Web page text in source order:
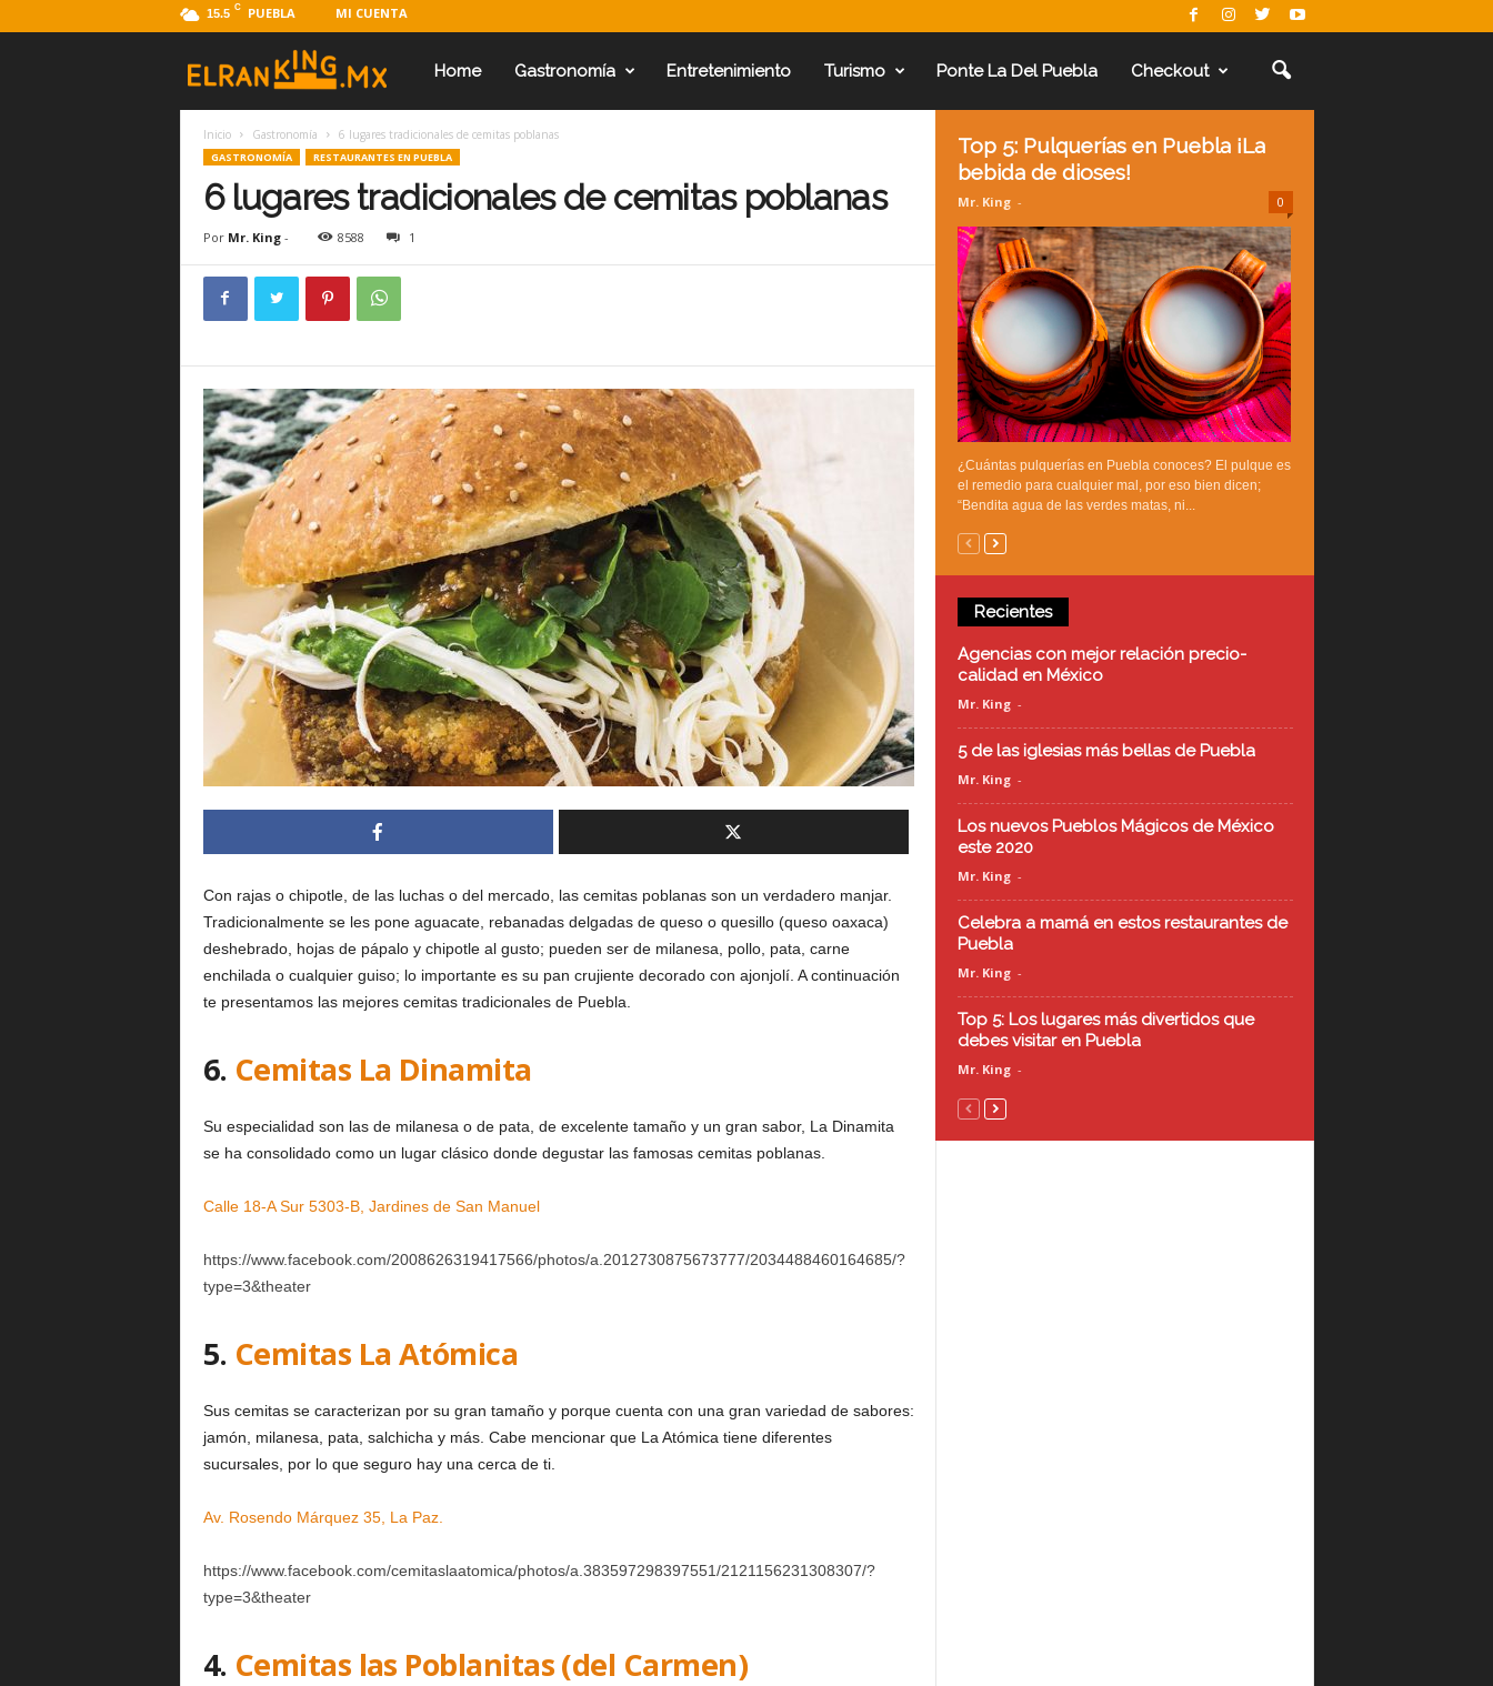
15.5 C PUEBLA MI CUENTA
l
k
i
n
g
.
x
Home Gastronomía Entretenimiento Turismo Ponte La Del Puebla Checkout
Inicio Gastronomía 6 lugares tradicionales de cemitas poblanas
GASTRONOMÍA RESTAURANTES EN PUEBLA
6 lugares tradicionales de cemitas poblanas
Por Mr. King- 8588 1
Con rajas o chipotle, de las luchas o del mercado, las cemitas poblanas son un verdadero manjar.
Tradicionalmente se les pone aguacate, rebanadas delgadas de queso o quesillo (queso oaxaca)
deshebrado, hojas de pápalo y chipotle al gusto; pueden ser de milanesa, pollo, pata, carne
enchilada o cualquier guiso; lo importante es su pan crujiente decorado con ajonjolí. A continuación
te presentamos las mejores cemitas tradicionales de Puebla.
6. Cemitas La Dinamita
Su especialidad son las de milanesa o de pata, de excelente tamaño y un gran sabor, La Dinamita
se ha consolidado como un lugar clásico donde degustar las famosas cemitas poblanas.
Calle 18-A Sur 5303-B, Jardines de San Manuel
https://www.facebook.com/2008626319417566/photos/a.2012730875673777/2034488460164685/?
type=3&theater
5. Cemitas La Atómica
Sus cemitas se caracterizan por su gran tamaño y porque cuenta con una gran variedad de sabores:
jamón, milanesa, pata, salchicha y más. Cabe mencionar que La Atómica tiene diferentes
sucursales, por lo que seguro hay una cerca de ti.
Av. Rosendo Márquez 35, La Paz.
https://www.facebook.com/cemitaslaatomica/photos/a.383597298397551/2121156231308307/?
type=3&theater
4. Cemitas las Poblanitas (del Carmen)
Top 5: Pulquerías en Puebla ¡La
bebida de dioses!
Mr. King - 0
¿Cuántas pulquerías en Puebla conoces? El pulque es
el remedio para cualquier mal, por eso bien dicen;
“Bendita agua de las verdes matas, ni...
Recientes
Agencias con mejor relación precio-
calidad en México
Mr. King -
5 de las iglesias más bellas de Puebla
Mr. King -
Los nuevos Pueblos Mágicos de México
este 2020
Mr. King -
Celebra a mamá en estos restaurantes de
Puebla
Mr. King -
Top 5: Los lugares más divertidos que
debes visitar en Puebla
Mr. King -